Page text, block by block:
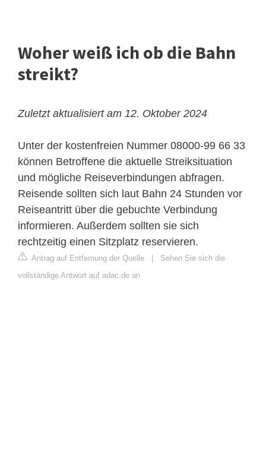
Woher weiß ich ob die Bahn
streikt?
Zuletzt aktualisiert am 12. Oktober 2024
Unter der kostenfreien Nummer 08000-99 66 33
können Betroffene die aktuelle Streiksituation
und mögliche Reiseverbindungen abfragen.
Reisende sollten sich laut Bahn 24 Stunden vor
Reiseantritt über die gebuchte Verbindung
informieren. Außerdem sollten sie sich
rechtzeitig einen Sitzplatz reservieren.
Antrag auf Entfernung der Quelle
Sehen Sie sich die
vollständige Antwort auf adac.de an